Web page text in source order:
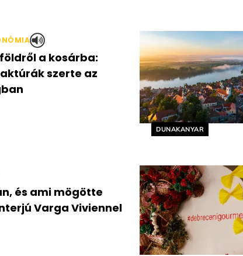
a kosárba:
szerte az
Helyszín címkék:
DUNAKANYAR
és ami mögötte
Varga Viviennel